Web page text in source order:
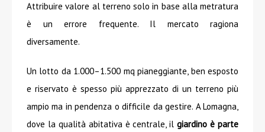
Attribuire valore al terreno solo in base alla metratura
è un errore frequente. Il mercato ragiona
diversamente.
Un lotto da 1.000–1.500 mq pianeggiante, ben esposto
e riservato è spesso più apprezzato di un terreno più
ampio ma in pendenza o difficile da gestire. A Lomagna,
dove la qualità abitativa è centrale, ilgiardino è parte